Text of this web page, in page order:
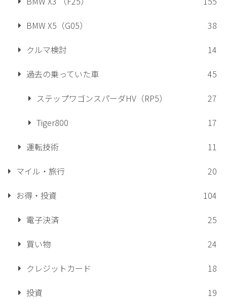
BMW X5（G05）
38
クルマ検討
14
過去の乗っていた車
45
ステップワゴンスパーダHV（RP5）
27
Tiger800
17
運転技術
11
マイル・旅行
20
お得・投資
104
電子決済
25
買い物
24
クレジットカード
18
投資
19